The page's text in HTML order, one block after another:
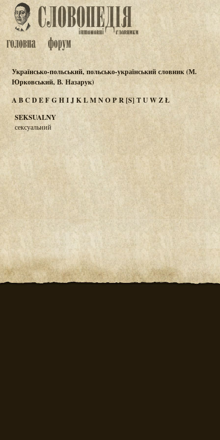
Українсько-польський, польсько-український словник (М.
Юрковський, В. Назарук)
ABCDEFGHIJKLMNOPR[S] TUWZŁ
SEKSUALNY
сексуальний